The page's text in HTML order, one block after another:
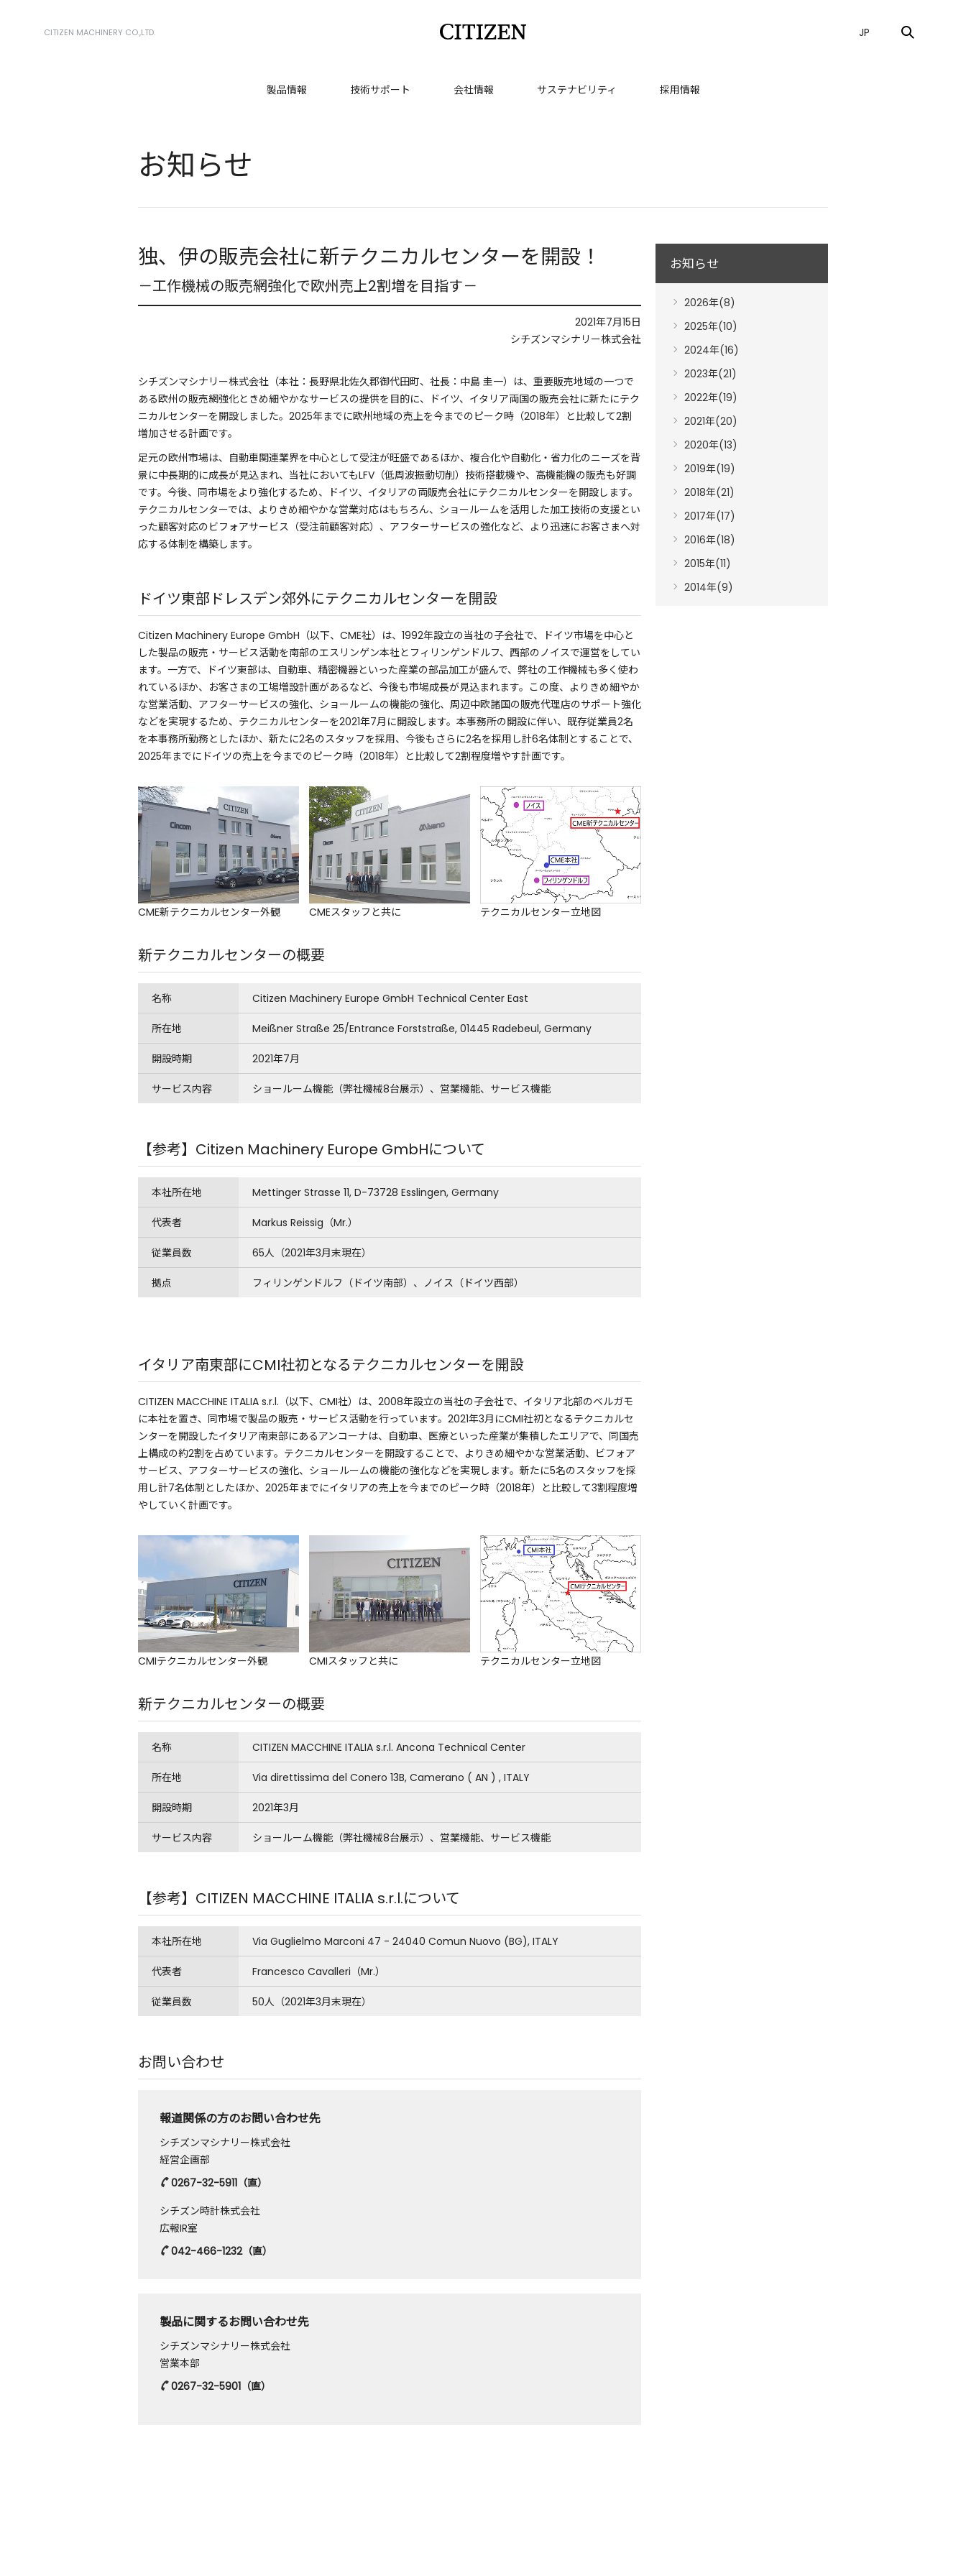
CITIZEN MACHINERY CO.,LTD. JP
製品情報 技術サポート 会社情報 サステナビリティ 採用情報
お知らせ
独、伊の販売会社に新テクニカルセンターを開設！
－工作機械の販売網強化で欧州売上2割増を目指す－
2021年7月15日
シチズンマシナリー株式会社
シチズンマシナリー株式会社（本社：長野県北佐久郡御代田町、社長：中島 圭一）は、重要販売地域の一つで
ある欧州の販売網強化ときめ細やかなサービスの提供を目的に、ドイツ、イタリア両国の販売会社に新たにテク
ニカルセンターを開設しました。2025年までに欧州地域の売上を今までのピーク時（2018年）と比較して2割
増加させる計画です。
足元の欧州市場は、自動車関連業界を中心として受注が旺盛であるほか、複合化や自動化・省力化のニーズを背
景に中長期的に成長が見込まれ、当社においてもLFV（低周波振動切削）技術搭載機や、高機能機の販売も好調
です。今後、同市場をより強化するため、ドイツ、イタリアの両販売会社にテクニカルセンターを開設します。
テクニカルセンターでは、よりきめ細やかな営業対応はもちろん、ショールームを活用した加工技術の支援とい
った顧客対応のビフォアサービス（受注前顧客対応）、アフターサービスの強化など、より迅速にお客さまへ対
応する体制を構築します。
ドイツ東部ドレスデン郊外にテクニカルセンターを開設
Citizen Machinery Europe GmbH（以下、CME社）は、1992年設立の当社の子会社で、ドイツ市場を中心と
した製品の販売・サービス活動を南部のエスリンゲン本社とフィリンゲンドルフ、西部のノイスで運営をしてい
ます。一方で、ドイツ東部は、自動車、精密機器といった産業の部品加工が盛んで、弊社の工作機械も多く使わ
れているほか、お客さまの工場増設計画があるなど、今後も市場成長が見込まれます。この度、よりきめ細やか
な営業活動、アフターサービスの強化、ショールームの機能の強化、周辺中欧諸国の販売代理店のサポート強化
などを実現するため、テクニカルセンターを2021年7月に開設します。本事務所の開設に伴い、既存従業員2名
を本事務所勤務としたほか、新たに2名のスタッフを採用、今後もさらに2名を採用し計6名体制とすることで、
2025年までにドイツの売上を今までのピーク時（2018年）と比較して2割程度増やす計画です。
CME新テクニカルセンター外観 CMEスタッフと共に テクニカルセンター立地図
新テクニカルセンターの概要
名称 Citizen Machinery Europe GmbH Technical Center East
所在地 Meißner Straße 25/Entrance Forststraße, 01445 Radebeul, Germany
開設時期 2021年7月
サービス内容 ショールーム機能（弊社機械8台展示）、営業機能、サービス機能
【参考】Citizen Machinery Europe GmbHについて
本社所在地 Mettinger Strasse 11, D-73728 Esslingen, Germany
代表者 Markus Reissig（Mr.）
従業員数 65人（2021年3月末現在）
拠点 フィリンゲンドルフ（ドイツ南部）、ノイス（ドイツ西部）
イタリア南東部にCMI社初となるテクニカルセンターを開設
CITIZEN MACCHINE ITALIA s.r.l.（以下、CMI社）は、2008年設立の当社の子会社で、イタリア北部のベルガモ
に本社を置き、同市場で製品の販売・サービス活動を行っています。2021年3月にCMI社初となるテクニカルセ
ンターを開設したイタリア南東部にあるアンコーナは、自動車、医療といった産業が集積したエリアで、同国売
上構成の約2割を占めています。テクニカルセンターを開設することで、よりきめ細やかな営業活動、ビフォア
サービス、アフターサービスの強化、ショールームの機能の強化などを実現します。新たに5名のスタッフを採
用し計7名体制としたほか、2025年までにイタリアの売上を今までのピーク時（2018年）と比較して3割程度増
やしていく計画です。
CMIテクニカルセンター外観 CMIスタッフと共に テクニカルセンター立地図
新テクニカルセンターの概要
名称 CITIZEN MACCHINE ITALIA s.r.l. Ancona Technical Center
所在地 Via direttissima del Conero 13B, Camerano ( AN ) , ITALY
開設時期 2021年3月
サービス内容 ショールーム機能（弊社機械8台展示）、営業機能、サービス機能
【参考】CITIZEN MACCHINE ITALIA s.r.l.について
本社所在地 Via Guglielmo Marconi 47 - 24040 Comun Nuovo (BG), ITALY
代表者 Francesco Cavalleri（Mr.）
従業員数 50人（2021年3月末現在）
お問い合わせ
報道関係の方のお問い合わせ先
シチズンマシナリー株式会社
経営企画部
0267-32-5911 （直）
シチズン時計株式会社
広報IR室
042-466-1232（直）
製品に関するお問い合わせ先
シチズンマシナリー株式会社
営業本部
0267-32-5901 （直）
お知らせ
2026年(8)
2025年(10)
2024年(16)
2023年(21)
2022年(19)
2021年(20)
2020年(13)
2019年(19)
2018年(21)
2017年(17)
2016年(18)
2015年(11)
2014年(9)